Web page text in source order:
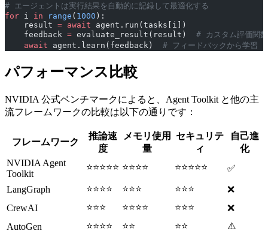
# エージェントは実行結果を自動的に記録して最適化する
for i in range ( 1000 ):
    result
= await agent.run(tasks[i])
    feedback
= evaluate_result(result) # カスタム評価関数
    await
agent.learn(feedback) # フィードバックから学習
パフォーマンス比較
NVIDIA 公式ベンチマークによると、Agent Toolkit と他の主
流フレームワークの比較は以下の通りです：
フレームワーク
推論速
度
メモリ使用
量
セキュリテ
ィ
自己進
化
NVIDIA Agent
Toolkit
⭐⭐⭐⭐⭐ ⭐⭐⭐⭐ ⭐⭐⭐⭐⭐ ✅
LangGraph ⭐⭐⭐⭐ ⭐⭐⭐ ⭐⭐⭐
❌
CrewAI
⭐⭐⭐ ⭐⭐⭐⭐ ⭐⭐⭐
❌
AutoGen
⭐⭐⭐⭐ ⭐⭐ ⭐⭐ ⚠️